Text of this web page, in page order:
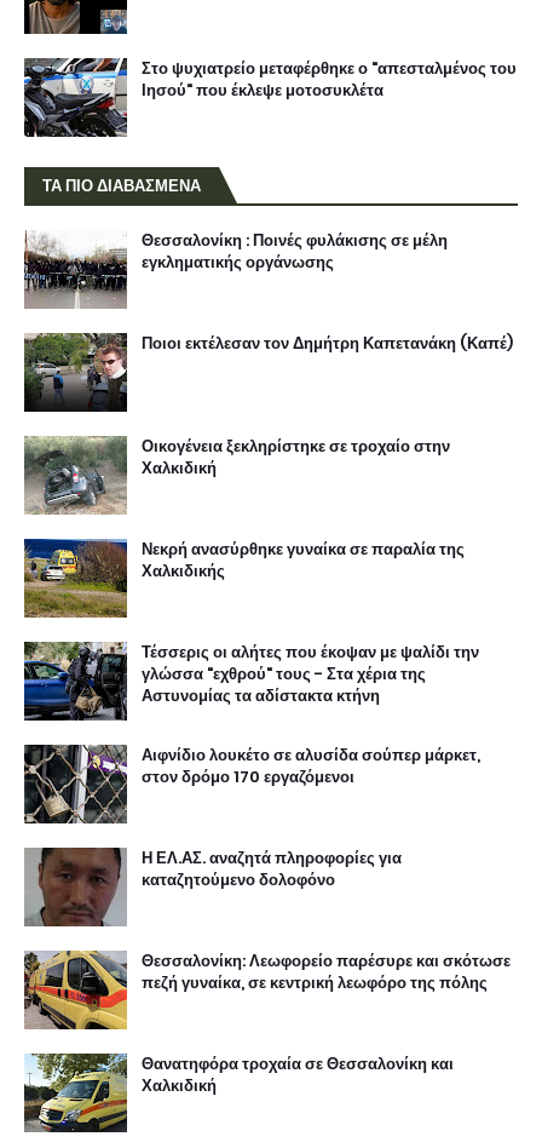
Στο ψυχιατρείο μεταφέρθηκε ο "απεσταλμένος του
Ιησού" που έκλεψε μοτοσυκλέτα
ΤΑ ΠΙΟ ΔΙΑΒΑΣΜΕΝΑ
Θεσσαλονίκη : Ποινές φυλάκισης σε μέλη
εγκληματικής οργάνωσης
Ποιοι εκτέλεσαν τον Δημήτρη Καπετανάκη (Καπέ)
Οικογένεια ξεκληρίστηκε σε τροχαίο στην
Χαλκιδική
Νεκρή ανασύρθηκε γυναίκα σε παραλία της
Χαλκιδικής
Τέσσερις οι αλήτες που έκοψαν με ψαλίδι την
γλώσσα "εχθρού" τους - Στα χέρια της
Αστυνομίας τα αδίστακτα κτήνη
Αιφνίδιο λουκέτο σε αλυσίδα σούπερ μάρκετ,
στον δρόμο 170 εργαζόμενοι
Η ΕΛ.ΑΣ. αναζητά πληροφορίες για
καταζητούμενο δολοφόνο
Θεσσαλονίκη: Λεωφορείο παρέσυρε και σκότωσε
πεζή γυναίκα, σε κεντρική λεωφόρο της πόλης
Θανατηφόρα τροχαία σε Θεσσαλονίκη και
Χαλκιδική